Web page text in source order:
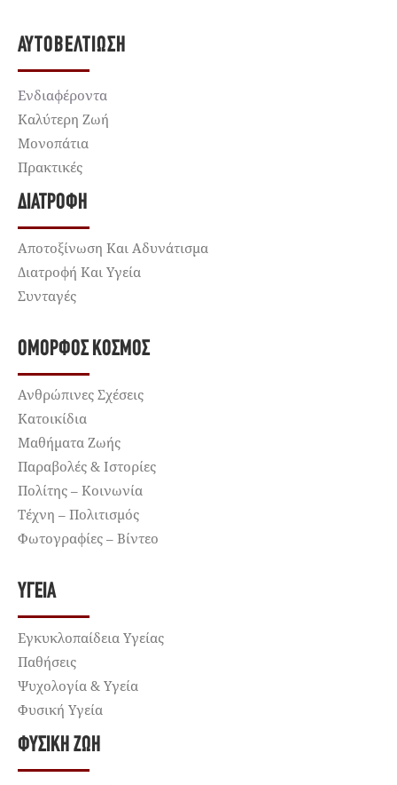
ΑΥΤΟΒΕΛΤΊΩΣΗ
Ενδιαφέροντα
Καλύτερη Ζωή
Μονοπάτια
Πρακτικές
ΔΙΑΤΡΟΦΉ
Αποτοξίνωση Και Αδυνάτισμα
Διατροφή Και Υγεία
Συνταγές
ΌΜΟΡΦΟΣ ΚΌΣΜΟΣ
Ανθρώπινες Σχέσεις
Κατοικίδια
Μαθήματα Ζωής
Παραβολές & Ιστορίες
Πολίτης – Κοινωνία
Τέχνη – Πολιτισμός
Φωτογραφίες – Βίντεο
ΥΓΕΊΑ
Εγκυκλοπαίδεια Υγείας
Παθήσεις
Ψυχολογία & Υγεία
Φυσική Υγεία
ΦΥΣΙΚΉ ΖΩΉ